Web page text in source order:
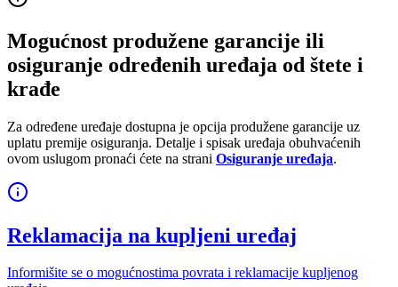
Mogućnost produžene garancije ili
osiguranje određenih uređaja od štete i
krađe
Za određene uređaje dostupna je opcija produžene garancije uz
uplatu premije osiguranja. Detalje i spisak uređaja obuhvaćenih
ovom uslugom pronaći ćete na strani Osiguranje uređaja.
Reklamacija na kupljeni uređaj
Informišite se o mogućnostima povrata i reklamacije kupljenog